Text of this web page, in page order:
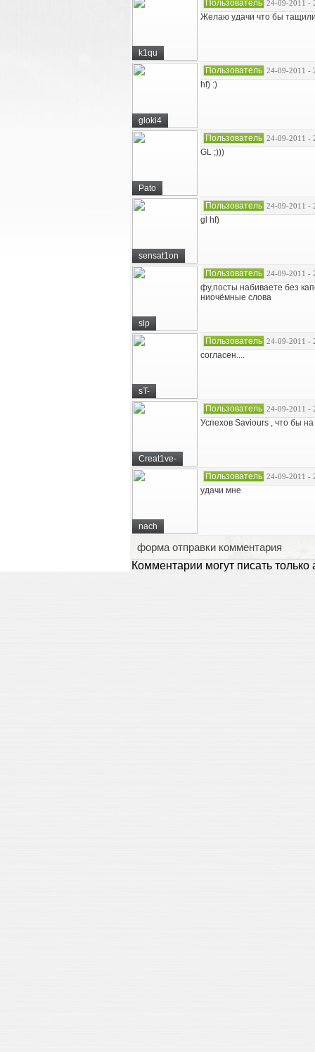
k1qu
Пользователь 24-09-2011 -
Желаю удачи что бы
gloki4
Пользователь 24-09-2011 -
hf) :)
Pato
Пользователь 24-09-2011 -
GL ;)))
sensat1on
Пользователь 24-09-2011 -
gl hf)
slp
Пользователь 24-09-2011 -
фу,посты набиваете без
ниочёмные слова
sT-
Пользователь 24-09-2011 -
согласен....
Creat1ve-
Пользователь 24-09-2011 -
Успехов Saviours , что бы
nach
Пользователь 24-09-2011 -
удачи мне
форма отправки комментария
Комментарии могут писать